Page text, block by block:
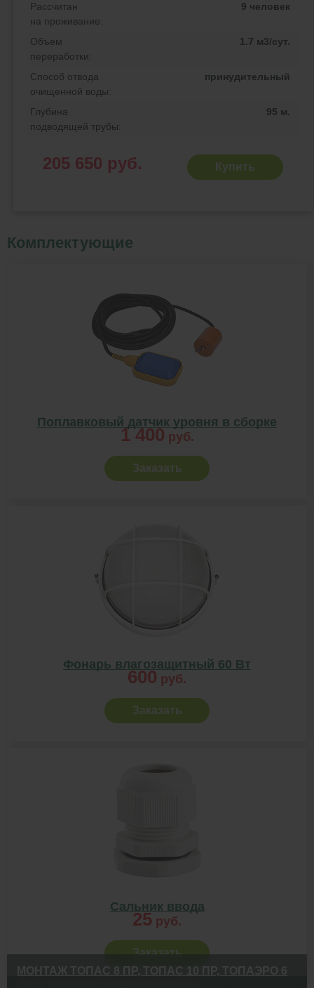
Рассчитан
на проживание:
9 человек
Объем
переработки:
1.7 м3/сут.
Способ отвода
очищенной воды:
принудительный
Глубина
подводящей трубы:
95 м.
205 650 руб. Купить
Комплектующие
Поплавковый датчик уровня в сборке
1 400 руб.
Заказать
Фонарь влагозащитный 60 Вт
600 руб.
Заказать
Сальник ввода
25 руб.
Заказать
МОНТАЖ ТОПАС 8 ПР, ТОПАС 10 ПР, ТОПАЭРО 6